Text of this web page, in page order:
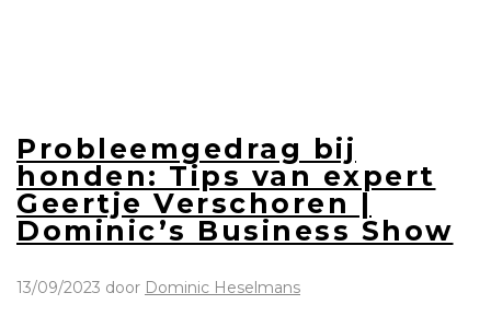
Probleemgedrag bij
honden: Tips van expert
Geertje Verschoren |
Dominic’s Business Show
13/09/2023 door Dominic Heselmans